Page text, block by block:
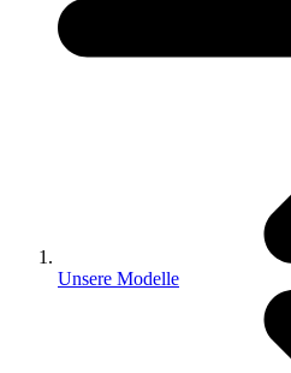
Unsere Modelle